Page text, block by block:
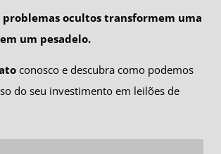
problemas ocultos transformem uma
um pesadelo.
conosco e descubra como podemos
do seu investimento em leilões de